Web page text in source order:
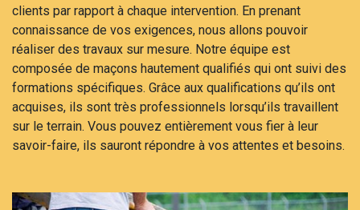
clients par rapport à chaque intervention. En prenant
connaissance de vos exigences, nous allons pouvoir
réaliser des travaux sur mesure. Notre équipe est
composée de maçons hautement qualifiés qui ont suivi des
formations spécifiques. Grâce aux qualifications qu’ils ont
acquises, ils sont très professionnels lorsqu’ils travaillent
sur le terrain. Vous pouvez entièrement vous fier à leur
savoir-faire, ils sauront répondre à vos attentes et besoins.